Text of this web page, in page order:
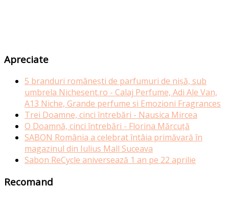
Apreciate
5 branduri românești de parfumuri de nișă, sub
umbrela Nichesent.ro - Calaj Perfume, Adi Ale Van,
A13 Niche, Grande perfume si Emozioni Fragrances
Trei Doamne, cinci întrebări - Nausica Mircea
O Doamnă, cinci întrebări - Florina Mărcuță
SABON România a celebrat întâia primăvară în
magazinul din Iulius Mall Suceava
Sabon ReCycle aniversează 1 an pe 22 aprilie
Recomand